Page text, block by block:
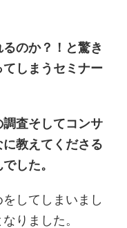
のか？！と驚き
しまうセミナー
査そしてコンサ
教えてくださる
した。
してしまいまし
りました。